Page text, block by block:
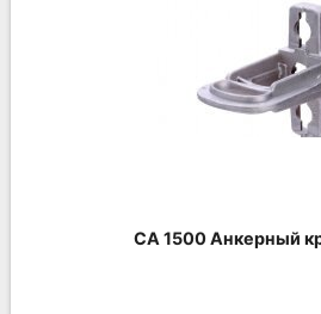
CA 1500 Анкерный